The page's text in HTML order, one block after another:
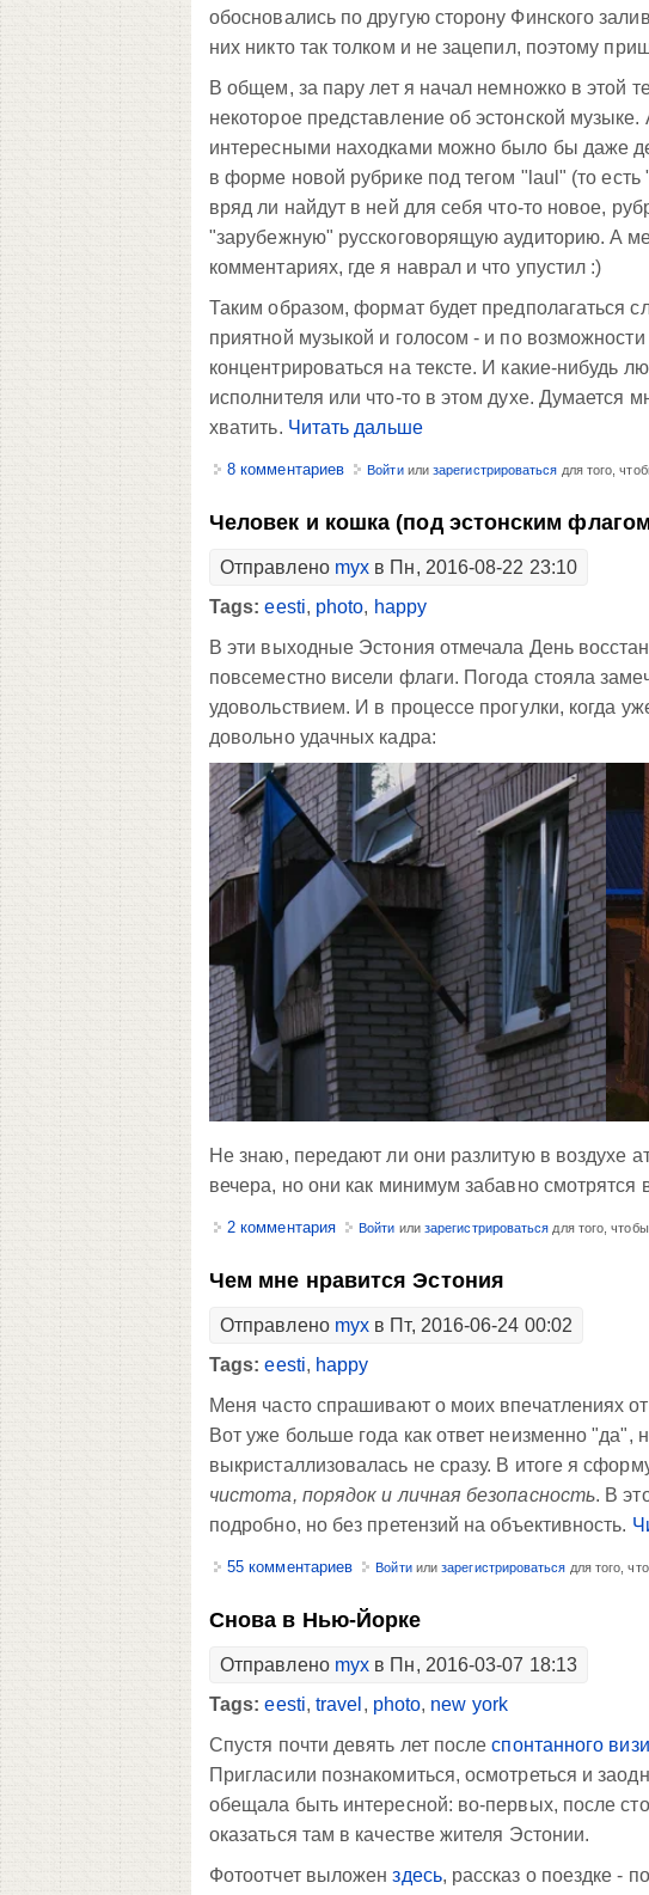
обосновались по другую сторону Финского
них никто так толком и не зацепил, поэтому
В общем, за пару лет я начал немножко в этой
некоторое представление об эстонской
интересными находками можно было бы даже
в форме новой рубрике под тегом "laul" (то
вряд ли найдут в ней для себя что-то новое,
"зарубежную" русскоговорящую аудиторию. А
комментариях, где я наврал и что упустил :)
Таким образом, формат будет предполагаться
приятной музыкой и голосом - и по
концентрироваться на тексте. И какие-нибудь
исполнителя или что-то в этом духе. Думается
хватить. Читать дальше
8 комментариев Войтиилизарегистрироваться для того,
Человек и кошка (под эстонским
Отправлено myx в Пн, 2016-08-22 23:10
Tags:eesti, photo, happy
В эти выходные Эстония отмечала День
повсеместно висели флаги. Погода стояла
удовольствием. И в процессе прогулки, когда
довольно удачных кадра:
Не знаю, передают ли они разлитую в воздухе
вечера, но они как минимум забавно смотрятся
2 комментария Войти или зарегистрироваться для того,
Чем мне нравится Эстония
Отправлено myx в Пт, 2016-06-24 00:02
Tags:eesti, happy
Меня часто спрашивают о моих впечатлениях
Вот уже больше года как ответ неизменно
выкристаллизовалась не сразу. В итоге я
чистота, порядок и личная безопасность. В
подробно, но без претензий на объективность.
55 комментариев Войтиилизарегистрироваться для того,
Снова в Нью-Йорке
Отправлено myx в Пн, 2016-03-07 18:13
Tags:eesti,travel , photo, new york
Спустя почти девять лет послеспонтанного
Пригласили познакомиться, осмотреться и
обещала быть интересной: во-первых, после
оказаться там в качестве жителя Эстонии.
Фотоотчет выложенздесь, рассказ о поездке -